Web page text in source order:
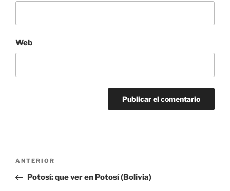
Web
Navegación
entradas
Entrada
anterior:
ANTERIOR
Potosí: que ver en Potosí (Bolivia)